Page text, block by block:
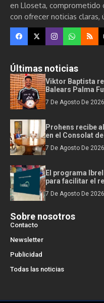
en Lloseta, comprometido
con ofrecer noticias claras,
Últimas noticias
Viktor Baptista
Balears Palma
7 De Agosto De 2026
Prohens recibe
en el Consolat
7 De Agosto De 2026
El programa
para facilitar el
7 De Agosto De 2026
Sobre nosotros
Contacto
Newsletter
Publicidad
Todas las noticias